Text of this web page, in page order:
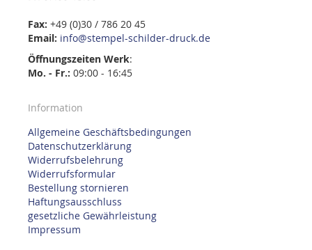
Fax: +49 (0)30 / 786 20 45
Email: info@stempel-schilder-druck.de
Öffnungszeiten Werk:
Mo. - Fr.: 09:00 - 16:45
Information
Allgemeine Geschäftsbedingungen
Datenschutzerklärung
Widerrufsbelehrung
Widerrufsformular
Bestellung stornieren
Haftungsausschluss
gesetzliche Gewährleistung
Impressum